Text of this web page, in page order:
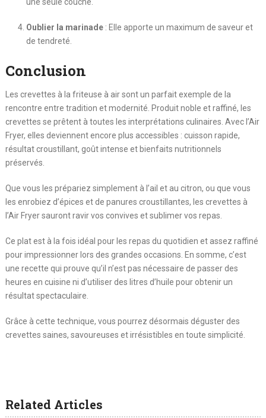
Oublier la marinade: Elle apporte un maximum de saveur et
de tendreté.
Conclusion
Les crevettes à la friteuse à air sont un parfait exemple de la
rencontre entre tradition et modernité. Produit noble et raffiné, les
crevettes se prêtent à toutes les interprétations culinaires. Avec l’Air
Fryer, elles deviennent encore plus accessibles : cuisson rapide,
résultat croustillant, goût intense et bienfaits nutritionnels
préservés.
Que vous les prépariez simplement à l’ail et au citron, ou que vous
les enrobiez d’épices et de panures croustillantes, les crevettes à
l’Air Fryer sauront ravir vos convives et sublimer vos repas.
Ce plat est à la fois idéal pour les repas du quotidien et assez raffiné
pour impressionner lors des grandes occasions. En somme, c’est
une recette qui prouve qu’il n’est pas nécessaire de passer des
heures en cuisine ni d’utiliser des litres d’huile pour obtenir un
résultat spectaculaire.
Grâce à cette technique, vous pourrez désormais déguster des
crevettes saines, savoureuses et irrésistibles en toute simplicité.
Related Articles